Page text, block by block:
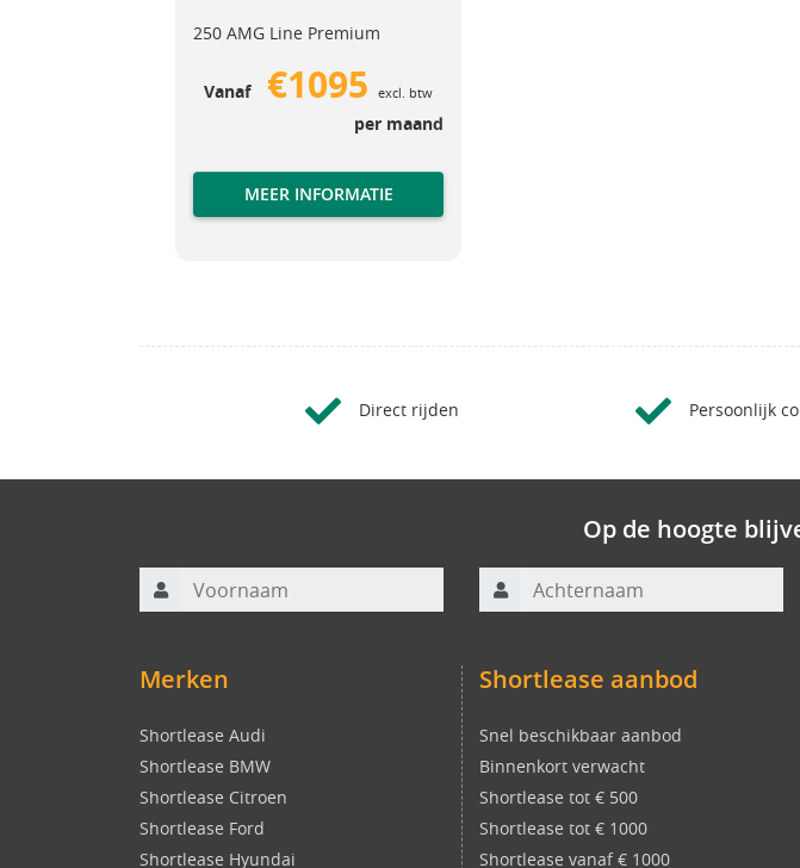
250 AMG Line Premium
Vanaf €1095 excl. btw
per maand
MEER INFORMATIE
Direct rijden Persoonlijk
Op de hoogte
Merken
Shortlease Audi
Shortlease BMW
Shortlease Citroen
Shortlease Ford
Shortlease Hyundai
Shortlease aanbod
Snel beschikbaar aanbod
Binnenkort verwacht
Shortlease tot € 500
Shortlease tot € 1000
Shortlease vanaf € 1000